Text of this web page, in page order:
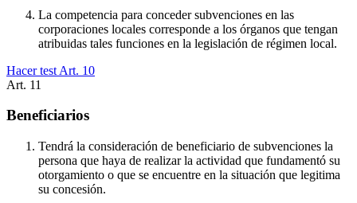
La competencia para conceder subvenciones en las
corporaciones locales corresponde a los órganos que tengan
atribuidas tales funciones en la legislación de régimen local.
Hacer test Art. 10
Art. 11
Beneficiarios
Tendrá la consideración de beneficiario de subvenciones la
persona que haya de realizar la actividad que fundamentó su
otorgamiento o que se encuentre en la situación que legitima
su concesión.